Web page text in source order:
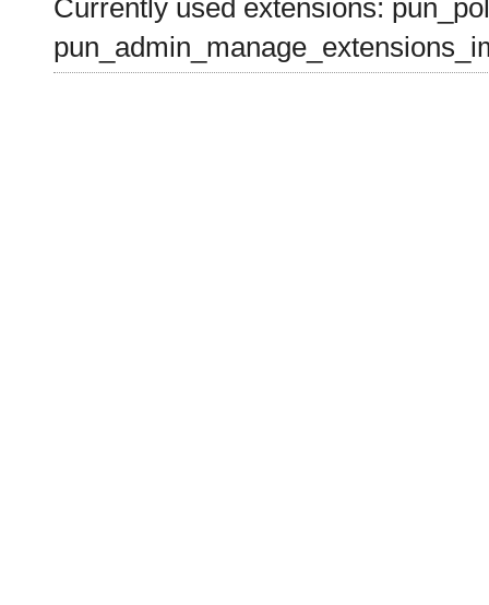
Currently used extensions: